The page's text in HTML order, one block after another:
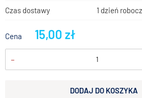
Czas dostawy 1 dzień
Cena 15,00 zł
-
DODAJ DO KOSZYKA